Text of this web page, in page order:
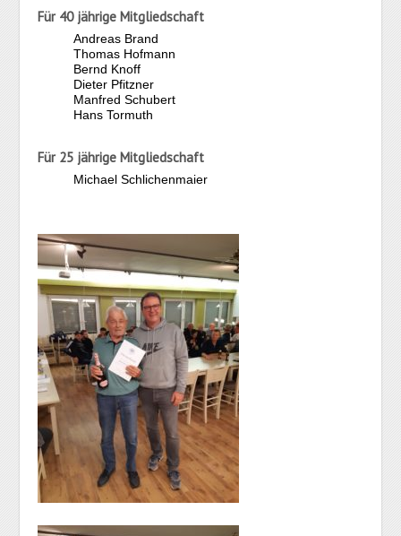
Für 40 jährige Mitgliedschaft
Andreas Brand
Thomas Hofmann
Bernd Knoff
Dieter Pfitzner
Manfred Schubert
Hans Tormuth
Für 25 jährige Mitgliedschaft
Michael Schlichenmaier